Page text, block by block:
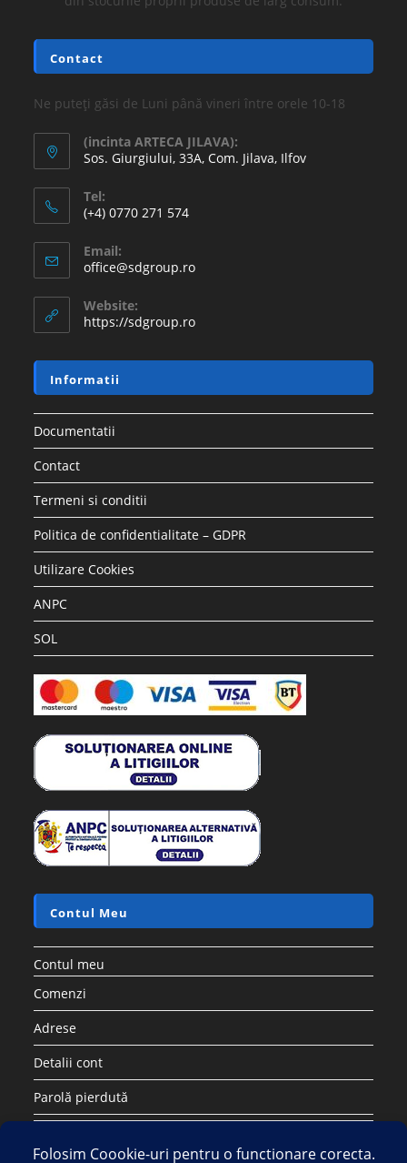
Contact
Ne puteți găsi de Luni până vineri între orele 10-18
(incinta ARTECA JILAVA):
Sos. Giurgiului, 33A, Com. Jilava, Ilfov
Tel:
(+4) 0770 271 574
Email:
office@sdgroup.ro
Website:
https://sdgroup.ro
Informatii
Documentatii
Contact
Termeni si conditii
Politica de confidentialitate – GDPR
Utilizare Cookies
ANPC
SOL
Contul Meu
Contul meu
Comenzi
Adrese
Detalii cont
Parolă pierdută